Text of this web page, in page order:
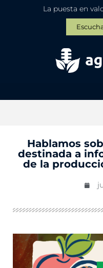
La puesta en
Hablamos
destinada a
de la